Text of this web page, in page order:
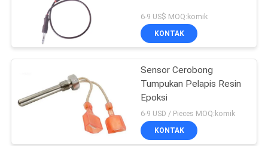
6-9 US$ MOQ:komik
KONTAK
Sensor Cerobong
Tumpukan Pelapis Resin
Epoksi
6-9 USD / Pieces MOQ:komik
KONTAK